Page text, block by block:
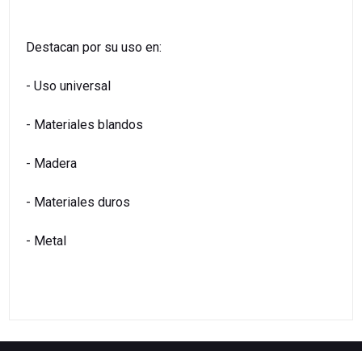
Destacan por su uso en:
- Uso universal
- Materiales blandos
- Madera
- Materiales duros
- Metal